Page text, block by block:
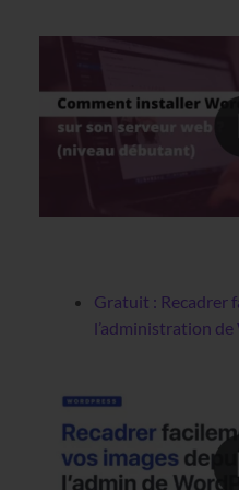
Gratuit : Recadrer
l’administration